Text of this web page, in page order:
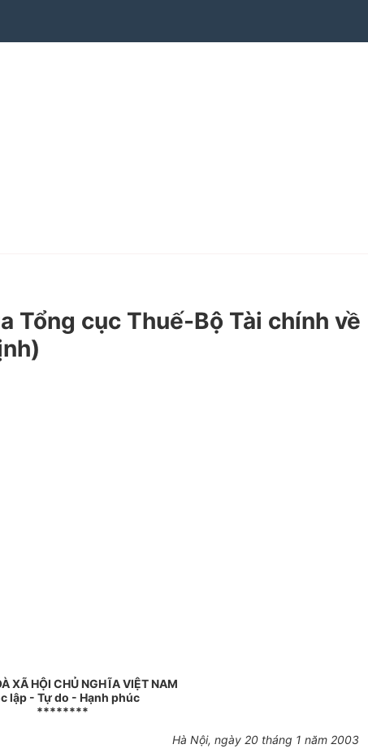
cục Thuế-Bộ Tài chính về
XÃ HỘI CHỦ NGHĨA VIỆT NAM
lập - Tự do - Hạnh phúc
********
Hà Nội, ngày 20 tháng 1 năm 2003